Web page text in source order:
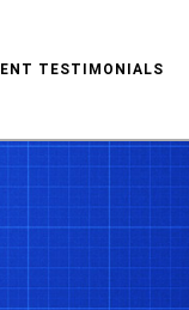
TESTIMONIALS